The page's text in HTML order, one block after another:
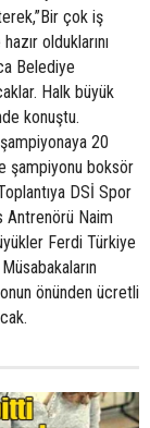
çok iş
olduklarını
Belediye
Halk büyük
konuştu.
20
şampiyonu boksör
DSİ Spor
Antrenörü Naim
Ferdi Türkiye
önünden ücretli